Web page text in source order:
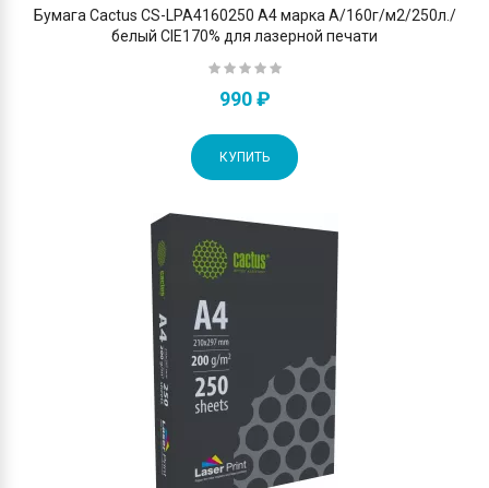
Бумага Cactus CS-LPA4160250 A4 марка A/160г/м2/250л./
белый CIE170% для лазерной печати
990 ₽
КУПИТЬ